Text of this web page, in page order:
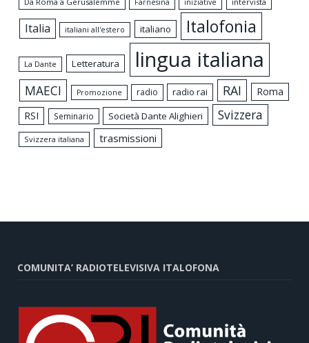
Farnesina iniziative
Italia italiani all'estero italiano Italofonia
La Dante Letteratura lingua italiana
MAECI Promozione radio radio rai RAI
Roma
RSI
Seminario Società Dante Alighieri Svizzera
Svizzera italiana trasmissioni
COMUNITA’ RADIOTELEVISIVA ITALOFONA